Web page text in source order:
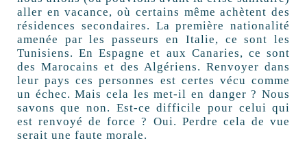
aller en vacance, où certains même achètent des
résidences secondaires. La première nationalité
amenée par les passeurs en Italie, ce sont les
Tunisiens. En Espagne et aux Canaries, ce sont
des Marocains et des Algériens. Renvoyer dans
leur pays ces personnes est certes vécu comme
un échec. Mais cela les met-il en danger ? Nous
savons que non. Est-ce difficile pour celui qui
est renvoyé de force ? Oui. Perdre cela de vue
serait une faute morale.